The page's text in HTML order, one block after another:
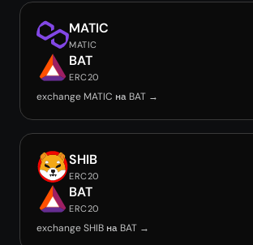
MATIC
MATIC
BAT
ERC20
exchange MATIC на BAT →
SHIB
ERC20
BAT
ERC20
exchange SHIB на BAT →